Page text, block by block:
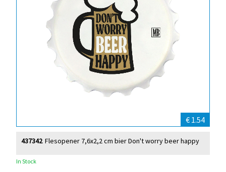
€ 1.54
Flesopener 7,6x2,2 cm bier Don't worry beer happy
437342
In Stock